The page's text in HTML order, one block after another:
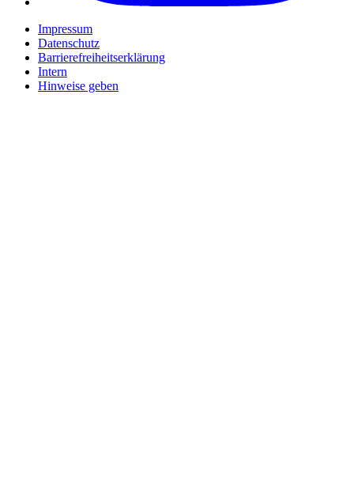
Impressum
Datenschutz
Barrierefreiheitserklärung
Intern
Hinweise geben